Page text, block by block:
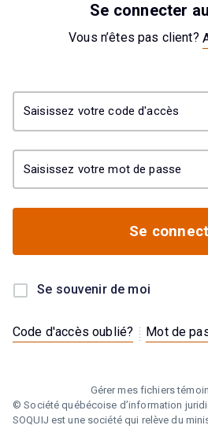
Se connecter
Vous n’êtes pas client?
Saisissez votre code d'accès
Saisissez votre mot de passe
Se
Se souvenir de moi
Code d'accès oublié?
..... Mot de
Gérer mes fichiers
© Société québécoise d’information
SOQUIJ est une société qui relève du